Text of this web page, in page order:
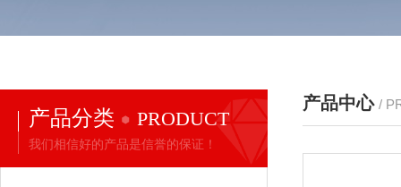
产品分类 PRODUCT
我们相信好的产品是信誉的保证！
产品中心 /